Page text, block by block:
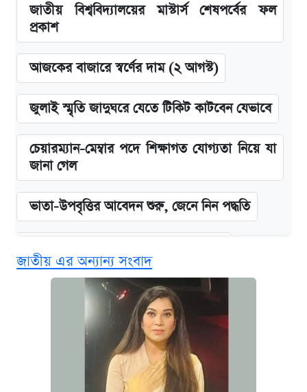
জাতীয় বিশ্ববিদ্যালয়ের মাস্টার্স শেষপর্বের ফল
প্রকাশ
আজকের বাজারে স্বর্ণের দাম (২ আগস্ট)
জুলাই স্মৃতি জাদুঘরে যেতে টিকিট কাটবেন যেভাবে
চেয়ারম্যান-মেম্বার পদে শিক্ষাগত যোগ্যতা নিয়ে যা
জানা গেল
ভাতা-উপবৃত্তির আবেদন শুরু, জেনে নিন পদ্ধতি
‘গুলশানের চামেলি’ তে যৌনকর্মীর দালাল অ্যাডলফ
আজ শুক্রবার রাজধানীর যেসব মার্কেট-দোকানপাট
জাতীয় এর অন্যান্য সংবাদ